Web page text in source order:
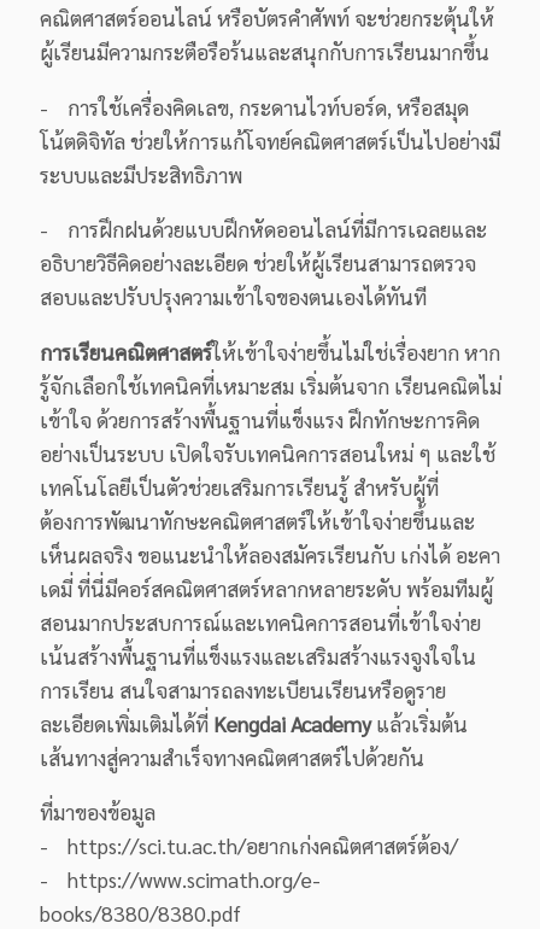
คณิตศาสตร์ออนไลน์ หรือบัตรคำศัพท์ จะช่วยกระตุ้นให้
ผู้เรียนมีความกระตือรือร้นและสนุกกับการเรียนมากขึ้น
- การใช้เครื่องคิดเลข, กระดานไวท์บอร์ด, หรือสมุด
โน้ตดิจิทัล ช่วยให้การแก้โจทย์คณิตศาสตร์เป็นไปอย่างมี
ระบบและมีประสิทธิภาพ
- การฝึกฝนด้วยแบบฝึกหัดออนไลน์ที่มีการเฉลยและ
อธิบายวิธีคิดอย่างละเอียด ช่วยให้ผู้เรียนสามารถตรวจ
สอบและปรับปรุงความเข้าใจของตนเองได้ทันที
การเรียนคณิตศาสตร์ให้เข้าใจง่ายขึ้นไม่ใช่เรื่องยาก หาก
รู้จักเลือกใช้เทคนิคที่เหมาะสม เริ่มต้นจาก เรียนคณิตไม่
เข้าใจ ด้วยการสร้างพื้นฐานที่แข็งแรง ฝึกทักษะการคิด
อย่างเป็นระบบ เปิดใจรับเทคนิคการสอนใหม่ ๆ และใช้
เทคโนโลยีเป็นตัวช่วยเสริมการเรียนรู้ สำหรับผู้ที่
ต้องการพัฒนาทักษะคณิตศาสตร์ให้เข้าใจง่ายขึ้นและ
เห็นผลจริง ขอแนะนำให้ลองสมัครเรียนกับ เก่งได้ อะคา
เดมี่ ที่นี่มีคอร์สคณิตศาสตร์หลากหลายระดับ พร้อมทีมผู้
สอนมากประสบการณ์และเทคนิคการสอนที่เข้าใจง่าย
เน้นสร้างพื้นฐานที่แข็งแรงและเสริมสร้างแรงจูงใจใน
การเรียน สนใจสามารถลงทะเบียนเรียนหรือดูราย
ละเอียดเพิ่มเติมได้ที่ Kengdai Academyแล้วเริ่มต้น
เส้นทางสู่ความสำเร็จทางคณิตศาสตร์ไปด้วยกัน
ที่มาของข้อมูล
- https://sci.tu.ac.th/อยากเก่งคณิตศาสตร์ต้อง/
- https://www.scimath.org/e-
books/8380/8380.pdf